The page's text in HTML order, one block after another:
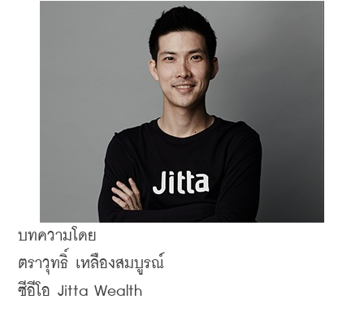
บทความโดย
ตราวุทธิ์ เหลืองสมบูรณ์
ซีอีโอ Jitta Wealth